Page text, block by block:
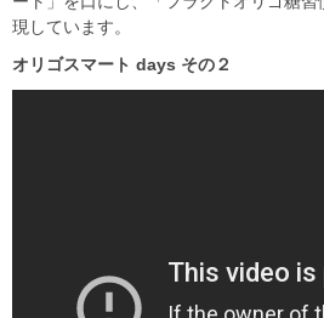
現しています。
オリゴスマート days その２